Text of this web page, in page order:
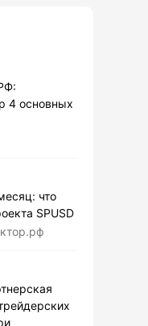
4 основных
что
SPUSD